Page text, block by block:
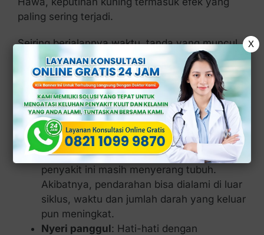
paling sering terjadi.
Seiring berjalannya waktu, tanda yang muncul
akan semakin parah kalau tidak diatasi dengan
obat yang tepat.
Ketika tanda gonore sudah parah pada wanita,
berbagai tanda berikut ini akan terasa.
Perputaran haid yang kacau: Siklus atau
perputaran haid akan bermasalah ketika
penyakit ini masih menyerang tubuh.
Akibatnya, pendarahan bisa dialami di luar
siklus, waktu dan jumlah darah yang keluar
pun meningkat.
Nyeri panggul: Hati-hati dengan
X